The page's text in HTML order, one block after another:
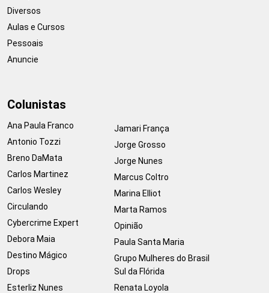
Diversos
Aulas e Cursos
Pessoais
Anuncie
Colunistas
Ana Paula Franco
Antonio Tozzi
Breno DaMata
Carlos Martinez
Carlos Wesley
Circulando
Cybercrime Expert
Debora Maia
Destino Mágico
Drops
Esterliz Nunes
Jamari França
Jorge Grosso
Jorge Nunes
Marcus Coltro
Marina Elliot
Marta Ramos
Opinião
Paula Santa Maria
Grupo Mulheres do Brasil
Sul da Flórida
Renata Loyola